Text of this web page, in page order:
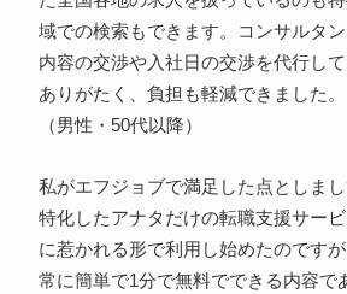
域での検索もできます。コンサルタ
内容の交渉や入社日の交渉を代行し
ありがたく、負担も軽減できました。
（男性・50代以降）
私がエフジョブで満足した点としま
特化したアナタだけの転職支援サー
に惹かれる形で利用し始めたのです
常に簡単で1分で無料でできる内容で